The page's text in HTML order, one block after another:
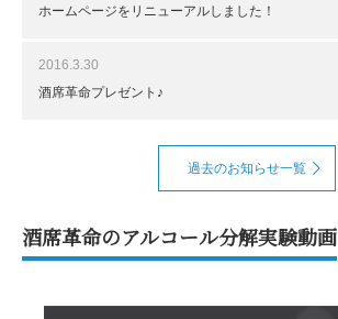
ホームページをリニューアルしました！
2016.3.30
酒席革命プレゼント♪
過去のお知らせ一覧
酒席革命のアルコール分解実験動画